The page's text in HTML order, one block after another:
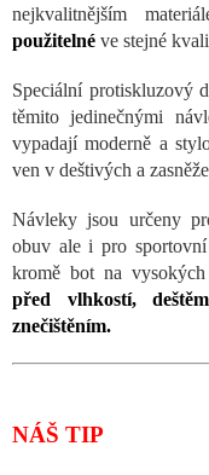
nejkvalitnějším
použitelné ve stejné
Speciální protiskluzový
těmito jedinečnými
vypadají moderně a
ven v deštivých a
Návleky jsou určeny
obuv ale i pro
kromě bot na vysokých
před vlhkostí,
znečištěním.
NÁŠ TIP